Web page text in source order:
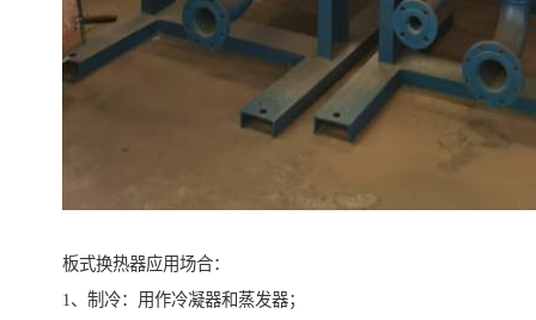
板式换热器应用场合：
1、制冷：用作冷凝器和蒸发器；